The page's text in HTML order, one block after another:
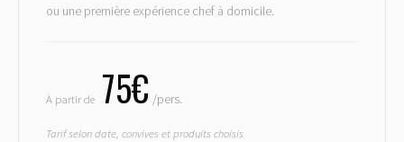
ou une première expérience chef à domicile.
À partir de 75€ /pers.
Tarif selon date, convives et produits choisis